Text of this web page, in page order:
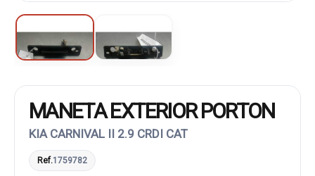
MANETA EXTERIOR PORTON
KIA CARNIVAL II 2.9 CRDI CAT
Ref.1759782